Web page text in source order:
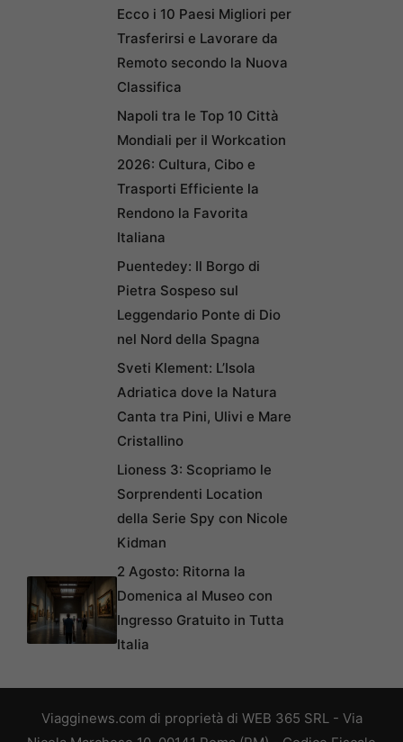
Ecco i 10 Paesi Migliori per
Trasferirsi e Lavorare da
Remoto secondo la Nuova
Classifica
Napoli tra le Top 10 Città
Mondiali per il Workcation
2026: Cultura, Cibo e
Trasporti Efficiente la
Rendono la Favorita
Italiana
Puentedey: Il Borgo di
Pietra Sospeso sul
Leggendario Ponte di Dio
nel Nord della Spagna
Sveti Klement: L’Isola
Adriatica dove la Natura
Canta tra Pini, Ulivi e Mare
Cristallino
Lioness 3: Scopriamo le
Sorprendenti Location
della Serie Spy con Nicole
Kidman
2 Agosto: Ritorna la
Domenica al Museo con
Ingresso Gratuito in Tutta
Italia
Viagginews.com di proprietà di WEB 365 SRL - Via